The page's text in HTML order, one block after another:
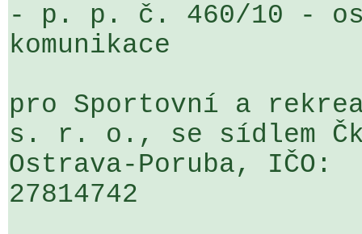
- p. p. č. 460/10 -
komunikace
pro Sportovní a
s. r. o., se sídlem
Ostrava-Poruba, IČO:
27814742